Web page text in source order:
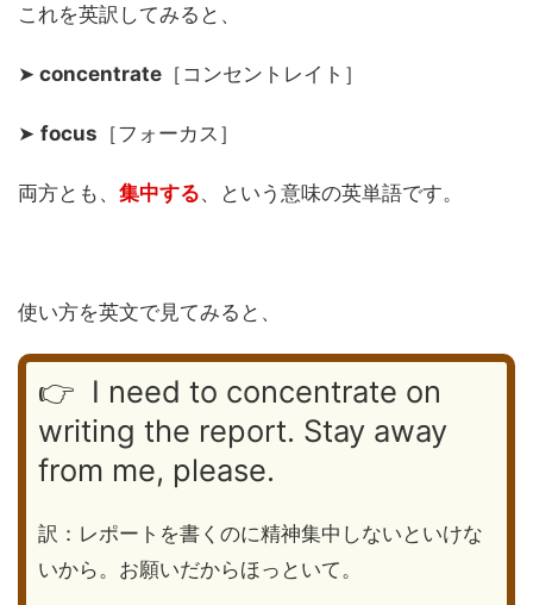
これを英訳してみると、
➤ concentrate ［コンセントレイト］
➤ focus ［フォーカス］
両方とも、 集中する、という意味の英単語です。
使い方を英文で見てみると、
👉 I need to concentrate on
writing the report. Stay away
from me, please.
訳：レポートを書くのに精神集中しないといけな
いから。お願いだからほっといて。